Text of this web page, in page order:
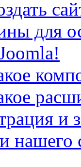
для
и
нашего